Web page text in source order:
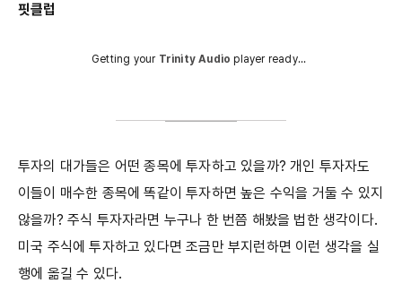
핏클럽
Getting your Trinity Audio player ready...
투자의 대가들은 어떤 종목에 투자하고 있을까? 개인 투자자도
이들이 매수한 종목에 똑같이 투자하면 높은 수익을 거둘 수 있지
않을까? 주식 투자자라면 누구나 한 번쯤 해봤을 법한 생각이다.
미국 주식에 투자하고 있다면 조금만 부지런하면 이런 생각을 실
행에 옮길 수 있다.